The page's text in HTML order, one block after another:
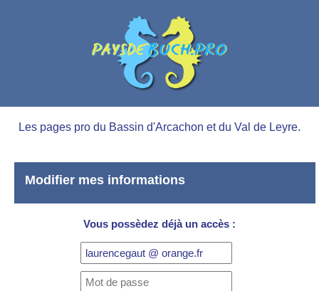
Les pages pro du Bassin d'Arcachon et du Val de Leyre.
Modifier mes informations
Vous possèdez déjà un accès :